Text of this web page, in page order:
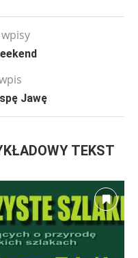
Jawę
TEKST